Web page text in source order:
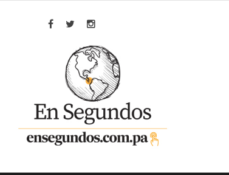
Facebook
TwitterInstagram